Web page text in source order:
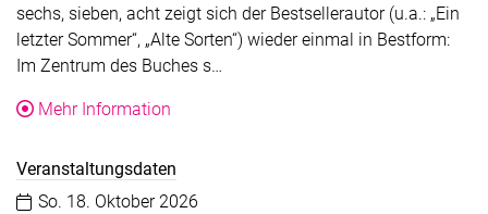
sechs, sieben, acht zeigt sich der Bestsellerautor (u.a.: „Ein
letzter Sommer“, „Alte Sorten“) wieder einmal in Bestform:
Im Zentrum des Buches s…
Mehr Information
Veranstaltungsdaten
Datum:
So. 18. Oktober 2026